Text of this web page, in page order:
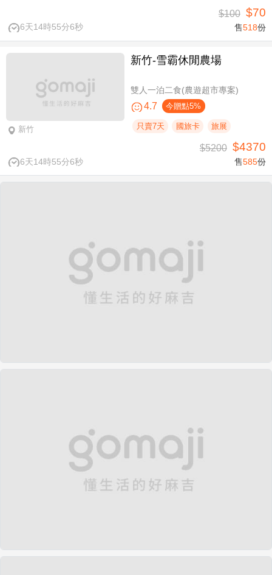
6天14時55分6秒
$100 $70
售518份
新竹
新竹-雪霸休閒農場
雙人一泊二食(農遊超市專案)
4.7 今贈點5%
只賣7天 國旅卡 旅展
6天14時55分6秒
$5200 $4370
售585份